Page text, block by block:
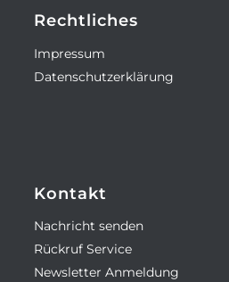
Rechtliches
Impressum
Datenschutzerklärung
Kontakt
Nachricht senden
Rückruf Service
Newsletter Anmeldung